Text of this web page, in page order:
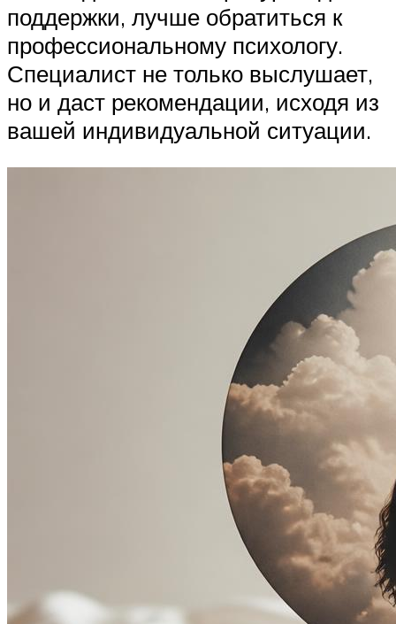
поддержки, лучше обратиться к
профессиональному психологу.
Специалист не только выслушает,
но и даст рекомендации, исходя из
вашей индивидуальной ситуации.